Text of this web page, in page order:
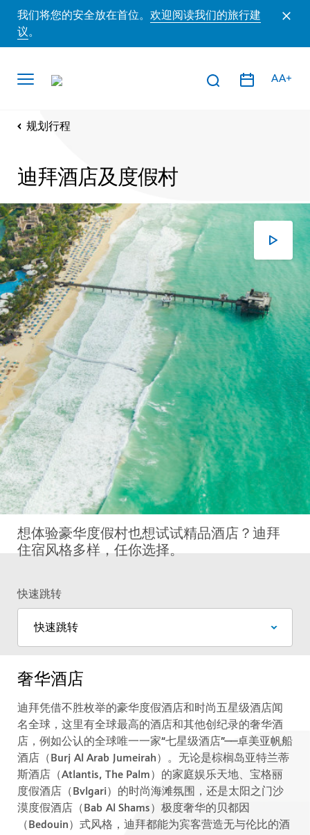
我们将您的安全放在首位。 欢迎阅读我们的旅行建
议。
AA+
规划行程
迪拜酒店及度假村
想体验豪华度假村也想试试精品酒店？迪拜
住宿风格多样，任你选择。
快速跳转
奢华酒店
迪拜凭借不胜枚举的豪华度假酒店和时尚五星级酒店闻
名全球，这里有全球最高的酒店和其他创纪录的奢华酒
店，例如公认的全球唯一一家“七星级酒店”——卓美亚帆船
酒店（Burj Al Arab Jumeirah）。无论是棕榈岛亚特兰蒂
斯酒店（Atlantis, The Palm）的家庭娱乐天地、宝格丽
度假酒店（Bvlgari）的时尚海滩氛围，还是太阳之门沙
漠度假酒店（Bab Al Shams）极度奢华的贝都因
（Bedouin）式风格，迪拜都能为宾客营造无与伦比的酒